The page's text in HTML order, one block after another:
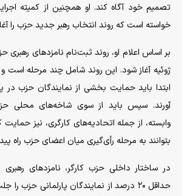
تصمیم خود آگاه کند. او همچنین از کمیته
خواسته است که روند انتخاب رهبر جدید حزب را
بر اساس اعلام او، روند ثبت‌نام نامزد‌های رهبری
ژوئیه آغاز شود. این روند شامل چند مرحله است و
ابتدا باید حمایت بخشی از نمایندگان حزب در
آورند. سپس باید از سوی شاخه‌های محلی
وابسته، از جمله اتحادیه‌های کارگری، نیز
بتوانند به مرحله رأی‌گیری میان اعضای حزب راه
در ساختار داخلی حزب کارگر، نامزد‌های رهبری
حداقل ۲۰ درصد از نمایندگان پارلمانی حزب